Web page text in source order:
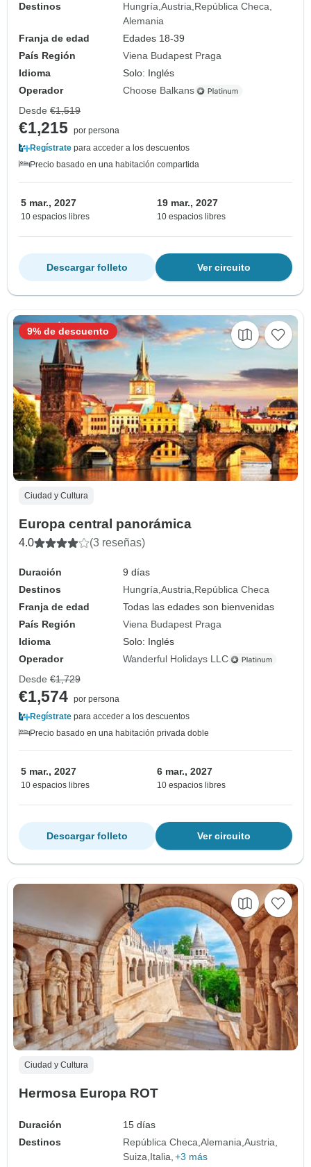
Destinos
Hungría Austria República Checa
Alemania
Franja de edad
Edades 18-39
País Región
Viena Budapest Praga
Idioma
Solo: Inglés
Operador
Choose Balkans
Desde €1,519
€1,215 por persona
Regístrate para acceder a los descuentos
Precio basado en una habitación compartida
5 mar., 2027
10 espacios libres
19 mar., 2027
10 espacios libres
Ver circuito
Descargar folleto
Ciudad y Cultura
Europa central panorámica
4.0 (3 reseñas)
Duración
9 días
Destinos
Hungría Austria República Checa
Franja de edad
Todas las edades son bienvenidas
País Región
Viena Budapest Praga
Idioma
Solo: Inglés
Operador
Wanderful Holidays LLC
9% de descuento
Desde €1,729
€1,574 por persona
Regístrate para acceder a los descuentos
Precio basado en una habitación privada doble
5 mar., 2027
10 espacios libres
6 mar., 2027
10 espacios libres
Ver circuito
Descargar folleto
Ciudad y Cultura
Hermosa Europa ROT
Duración
15 días
Destinos
República Checa Alemania Austria
Suiza Italia +3 más